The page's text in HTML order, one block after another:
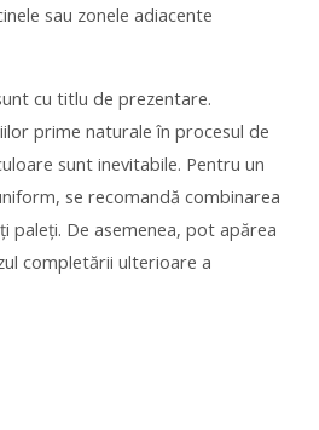
sau zonele adiacente
cu titlu de prezentare.
prime naturale în procesul de
sunt inevitabile. Pentru un
se recomandă combinarea
paleți. De asemenea, pot apărea
completării ulterioare a